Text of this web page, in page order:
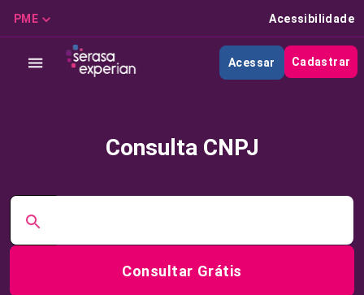
PME Acessibilidade
Acessar Cadastrar
Consulta CNPJ
Consultar Grátis